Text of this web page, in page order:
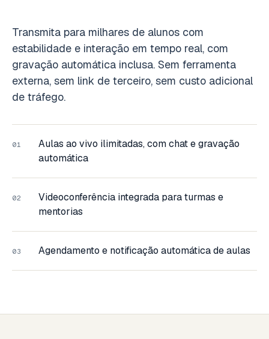
Transmita para milhares de alunos com
estabilidade e interação em tempo real, com
gravação automática inclusa. Sem ferramenta
externa, sem link de terceiro, sem custo adicional
de tráfego.
01
Aulas ao vivo ilimitadas, com chat e gravação
automática
02
Videoconferência integrada para turmas e
mentorias
03 Agendamento e notificação automática de aulas